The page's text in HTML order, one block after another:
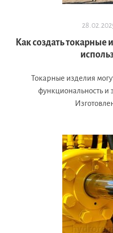
Как создать токарные
Токарные изделия
функциональность и